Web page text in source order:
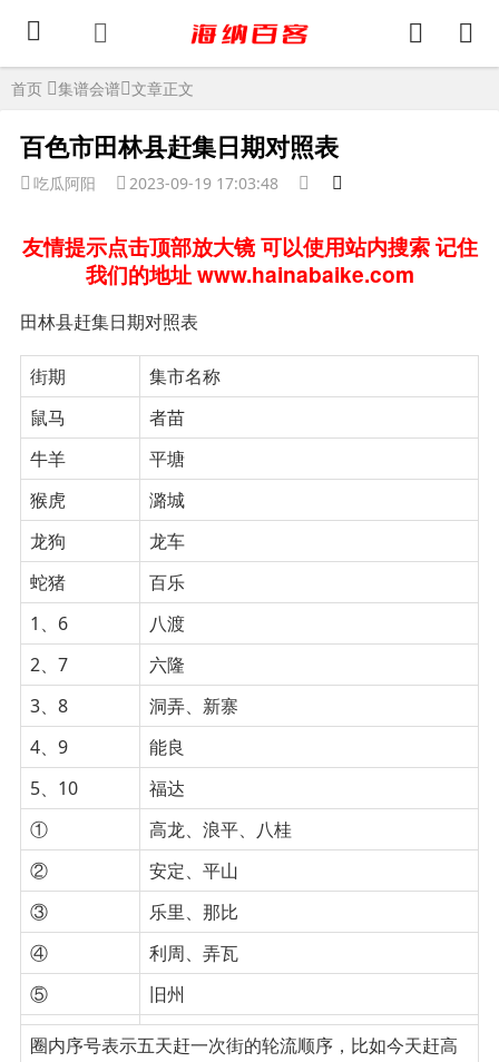
首页 集谱会谱 文章正文
百色市田林县赶集日期对照表
吃瓜阿阳 2023-09-19 17:03:48
友情提示点击顶部放大镜 可以使用站内搜索 记住
我们的地址 www.hainabaike.com
田林县赶集日期对照表
街期
集市名称
鼠马
者苗
牛羊
平塘
猴虎
潞城
龙狗
龙车
蛇猪
百乐
1、6
八渡
2、7
六隆
3、8
洞弄、新寨
4、9
能良
5、10
福达
①
高龙、浪平、八桂
②
安定、平山
③
乐里、那比
④
利周、弄瓦
⑤
旧州
圈内序号表示五天赶一次街的轮流顺序，比如今天赶高